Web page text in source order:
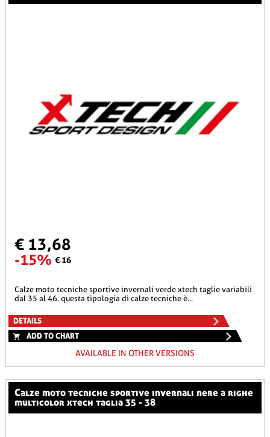
€ 13,68
-15% € 16
calze moto tecniche sportive invernali verde xtech taglie variabili
dal 35 al 46. questa tipologia di calze tecniche è...
DETAILS
ADD TO CHART
AVAILABLE IN OTHER VERSIONS
calze moto tecniche sportive invernali nere a righe
multicolor xtech taglia 35 - 38